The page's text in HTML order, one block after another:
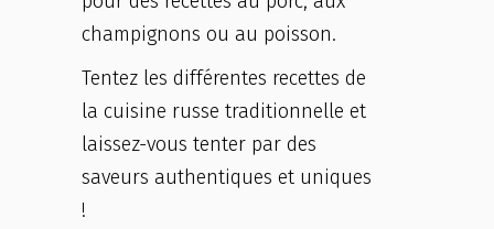
champignons ou au poisson.
Tentez les différentes recettes de
la cuisine russe traditionnelle et
laissez-vous tenter par des
saveurs authentiques et uniques
!